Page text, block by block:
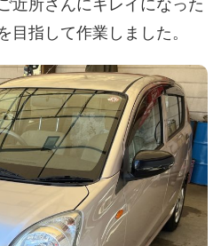
近所さんにキレイになった
目指して作業しました。